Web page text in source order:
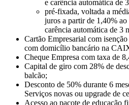
e carência automática de
pré-fixada, voltada a
juros a partir de 1,40% ao
carência automática de 3
Cartão Empresarial com isenção
com domicílio bancário na
Cheque Empresa com taxa de
Capital de giro com 28% de
balcão;
Desconto de 50% durante 6
Serviços novas ou upgrade de
Acesso ao pacote de